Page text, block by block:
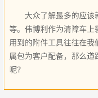
大众了解最多的应该
等。伟博利作为清障车上
用到的附件工具往往在
属包为客户配备，那么
呢？